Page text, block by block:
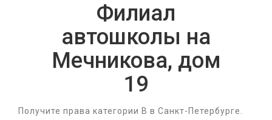
Филиал
автошколы на
Мечникова, дом
19
Получите права категории B в Санкт-Петербурге.